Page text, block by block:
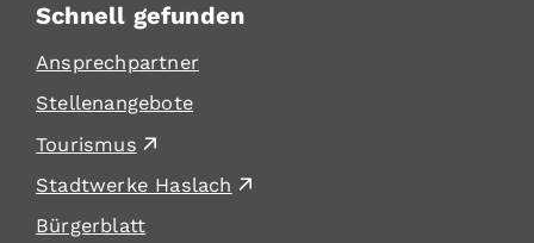
Schnell gefunden
Ansprechpartner
Stellenangebote
Tourismus
Stadtwerke Haslach
Bürgerblatt